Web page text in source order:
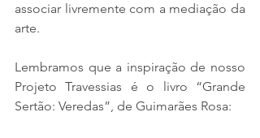
associar livremente com a mediação da
arte.
Lembramos que a inspiração de nosso
Projeto Travessias é o livro “Grande
Sertão: Veredas”, de Guimarães Rosa: